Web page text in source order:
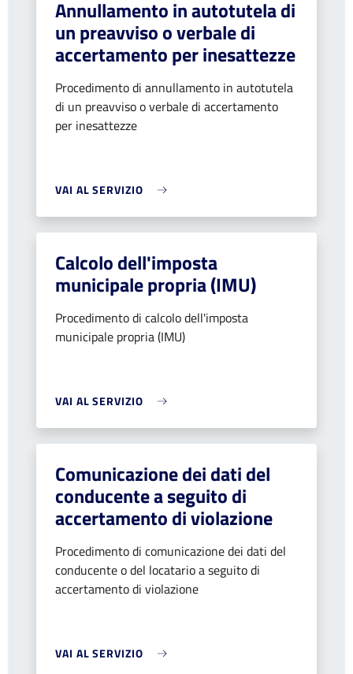
Annullamento in autotutela di
un preavviso o verbale di
accertamento per inesattezze
Procedimento di annullamento in autotutela
di un preavviso o verbale di accertamento
per inesattezze
VAI AL SERVIZIO
Calcolo dell'imposta
municipale propria (IMU)
Procedimento di calcolo dell'imposta
municipale propria (IMU)
VAI AL SERVIZIO
Comunicazione dei dati del
conducente a seguito di
accertamento di violazione
Procedimento di comunicazione dei dati del
conducente o del locatario a seguito di
accertamento di violazione
VAI AL SERVIZIO